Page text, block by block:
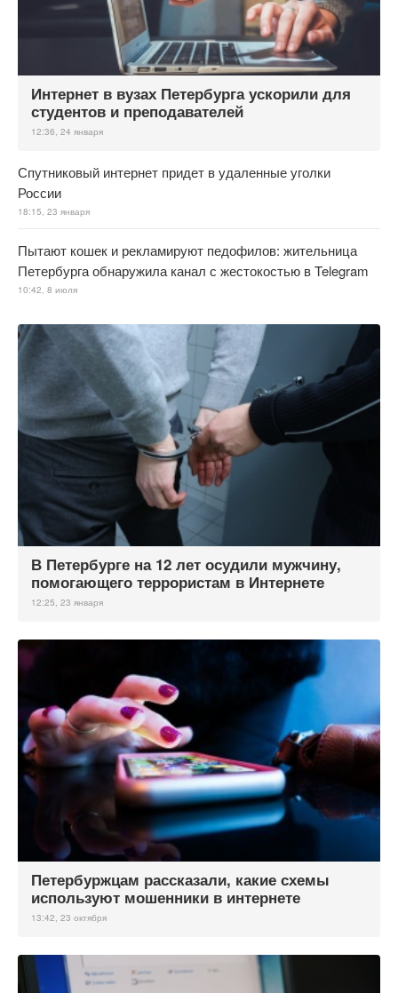
Интернет в вузах Петербурга ускорили для
студентов и преподавателей
12:36, 24 января
Спутниковый интернет придет в удаленные уголки
России
18:15, 23 января
Пытают кошек и рекламируют педофилов: жительница
Петербурга обнаружила канал с жестокостью в Telegram
10:42, 8 июля
В Петербурге на 12 лет осудили мужчину,
помогающего террористам в Интернете
12:25, 23 января
Петербуржцам рассказали, какие схемы
используют мошенники в интернете
13:42, 23 октября